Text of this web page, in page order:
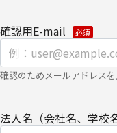
渡しにて提供いたします。
なお、上記利用目的の範
社およびパートナー企
【委託先に関して】
確認用E-mail
確認のためメールアドレス
法人名（会社名、学校